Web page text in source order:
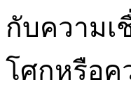
กับความเ
โศกหรือค